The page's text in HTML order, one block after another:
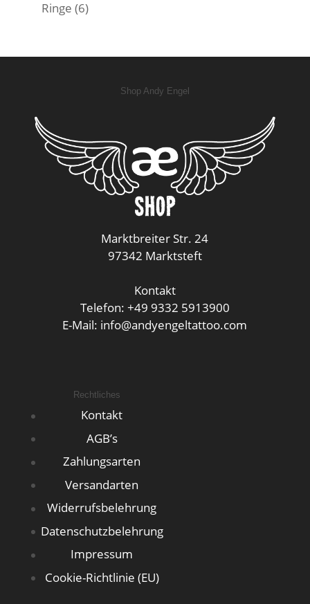
Ringe (6)
Shop Andy Engel
Marktbreiter Str. 24
97342 Marktsteft
Kontakt
Telefon: +49 9332 5913900
E-Mail: info@andyengeltattoo.com
Rechtliches
Kontakt
AGB’s
Zahlungsarten
Versandarten
Widerrufsbelehrung
Datenschutzbelehrung
Impressum
Cookie-Richtlinie (EU)